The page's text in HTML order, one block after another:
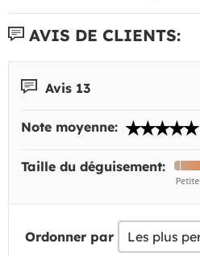
AVIS DE CLIENTS:
Avis 13
Note moyenne:
Taille du déguisement:
Ordonner par